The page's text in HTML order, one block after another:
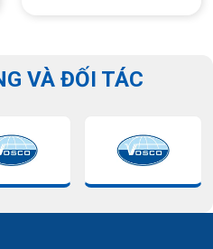
VÀ ĐỐI TÁC